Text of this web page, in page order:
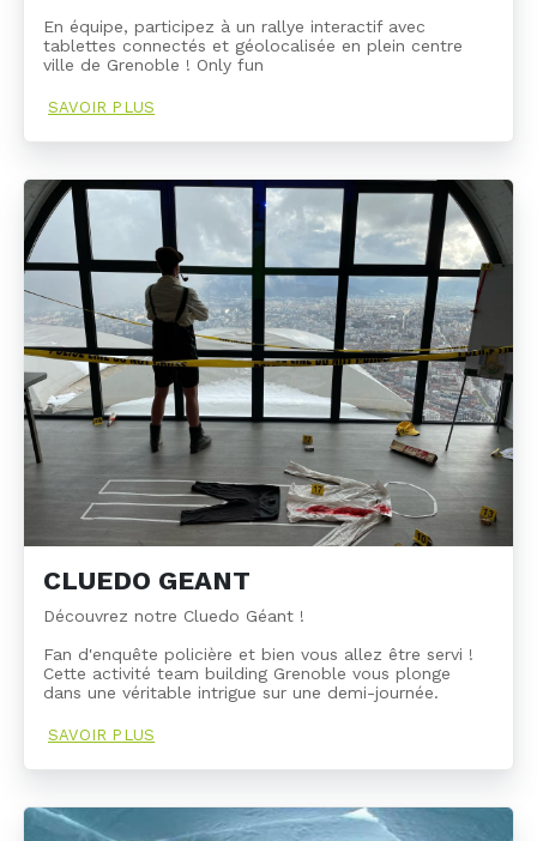
En équipe, participez à un rallye interactif avec
tablettes connectés et géolocalisée en plein centre
ville de Grenoble ! Only fun
SAVOIR PLUS
CLUEDO GEANT
Découvrez notre Cluedo Géant !
Fan d'enquête policière et bien vous allez être servi !
Cette activité team building Grenoble vous plonge
dans une véritable intrigue sur une demi-journée.
SAVOIR PLUS